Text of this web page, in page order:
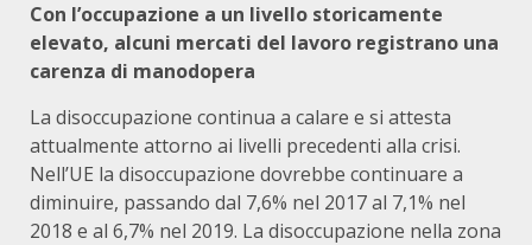
Con l’occupazione a un livello storicamente
elevato, alcuni mercati del lavoro registrano una
carenza di manodopera
La disoccupazione continua a calare e si attesta
attualmente attorno ai livelli precedenti alla crisi.
Nell’UE la disoccupazione dovrebbe continuare a
diminuire, passando dal 7,6% nel 2017 al 7,1% nel
2018 e al 6,7% nel 2019. La disoccupazione nella zona